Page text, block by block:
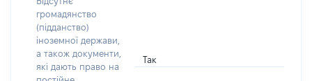
громадянство
(підданство)
іноземної держави,
а також документи,
які дають право на
Так